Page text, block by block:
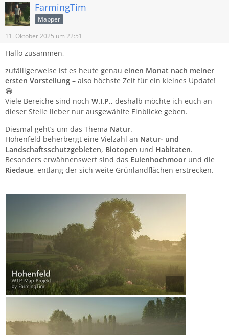
FarmingTim
Mapper
11. Oktober 2025 um 22:51
Hallo zusammen,
zufälligerweise ist es heute genau einen Monat nach meiner
ersten Vorstellung – also höchste Zeit für ein kleines Update!
😄
Viele Bereiche sind noch W.I.P., deshalb möchte ich euch an
dieser Stelle lieber nur ausgewählte Einblicke geben.
Diesmal geht’s um das Thema Natur.
Hohenfeld beherbergt eine Vielzahl an Natur- und
Landschaftsschutzgebieten, Biotopen und Habitaten.
Besonders erwähnenswert sind das Eulenhochmoor und die
Riedaue, entlang der sich weite Grünlandflächen erstrecken.